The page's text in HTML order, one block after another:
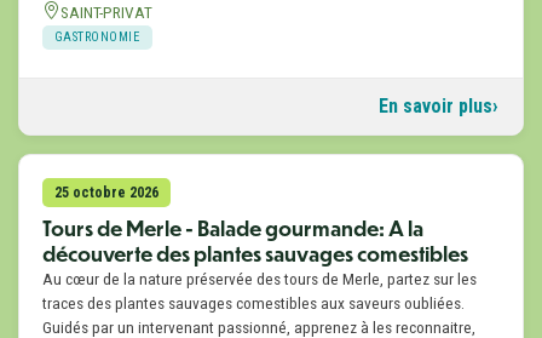
SAINT-PRIVAT
GASTRONOMIE
En savoir plus
25 octobre 2026
Tours de Merle - Balade gourmande: A la
découverte des plantes sauvages comestibles
Au cœur de la nature préservée des tours de Merle, partez sur les
traces des plantes sauvages comestibles aux saveurs oubliées.
Guidés par un intervenant passionné, apprenez à les reconnaitre,